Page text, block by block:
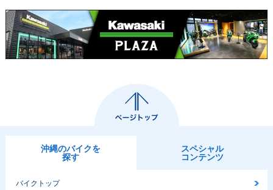
沖縄のバイクを
探す
スペシャル
コンテンツ
バイクトップ